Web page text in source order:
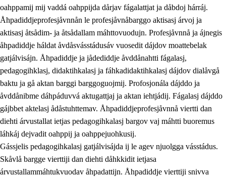
oahppamij mij vaddá oahppijda dårjav fágalattjat ja dåbdoj hárráj.
Åhpadiddjeprofesjåvnnån le profesjåvnåbarggo aktisasj árvoj ja
aktisasj åtsådim- ja åtsådallam máhttovuodujn. Profesjåvnnå ja ájnegis
åhpadiddje háldat åvdåsvásstádusáv vuosedit dájdov moattebelak
gatjálvisájn. Åhpadiddje ja jådediddje åvddånahtti fágalasj,
pedagogihklasj, didaktihkalasj ja fáhkadidaktihkalasj dájdov dialåvgå
baktu ja gå aktan barggi barggoguojmij. Profosjonála dájddo ja
åvddånibme dáhpáduvvá aktugattjaj ja aktan iehtjádij. Fágalasj dájddo
gájbbet aktelasj ådåstuhttemav. Åhpadiddjeprofesjåvnnå viertti dan
diehti árvustallat ietjas pedagogihkalasj bargov vaj máhtti buoremus
láhkáj dejvadit oahppij ja oahppejuohkusij.
Gássjelis pedagogihkalasj gatjálvisájda ij le agev njuolgga vásstádus.
Skåvlå bargge vierttiji dan diehti dåhkkidit ietjasa
árvustallammáhtukvuodav åhpadattijn. Åhpadiddje vierttiji snivva